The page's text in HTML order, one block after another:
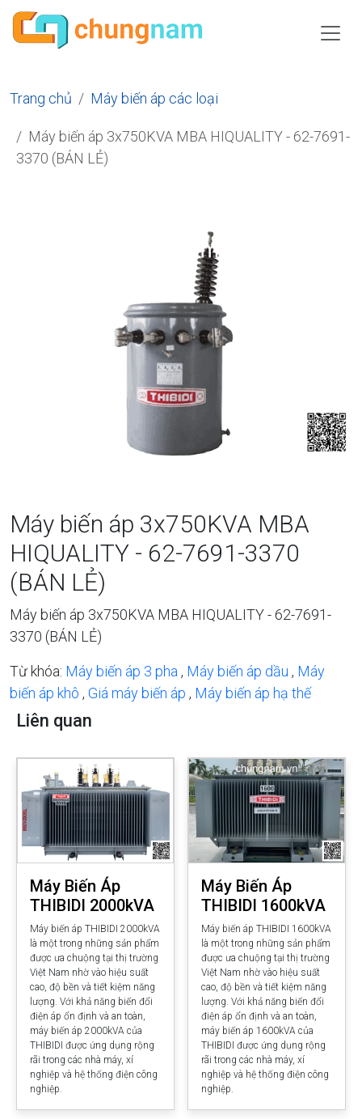
Trang chủ Máy biến áp các loại
Máy biến áp 3x750KVA MBA HIQUALITY - 62-7691-
3370 (BÁN LẺ)
Máy biến áp 3x750KVA MBA
HIQUALITY - 62-7691-3370
(BÁN LẺ)
Máy biến áp 3x750KVA MBA HIQUALITY - 62-7691-
3370 (BÁN LẺ)
Từ khóa: Máy biến áp 3 pha , Máy biến áp dầu , Máy
biến áp khô , Giá máy biến áp , Máy biến áp hạ thế
Liên quan
Máy Biến Áp
THIBIDI 2000kVA
Máy biến áp THIBIDI 2000kVA
là một trong những sản phẩm
được ưa chuộng tại thị trường
Việt Nam nhờ vào hiệu suất
cao, độ bền và tiết kiệm năng
lượng. Với khả năng biến đổi
điện áp ổn định và an toàn,
máy biến áp 2000kVA của
THIBIDI được ứng dụng rộng
rãi trong các nhà máy, xí
nghiệp và hệ thống điện công
nghiệp.
Máy Biến Áp
THIBIDI 1600kVA
Máy biến áp THIBIDI 1600kVA
là một trong những sản phẩm
được ưa chuộng tại thị trường
Việt Nam nhờ vào hiệu suất
cao, độ bền và tiết kiệm năng
lượng. Với khả năng biến đổi
điện áp ổn định và an toàn,
máy biến áp 1600kVA của
THIBIDI được ứng dụng rộng
rãi trong các nhà máy, xí
nghiệp và hệ thống điện công
nghiệp.